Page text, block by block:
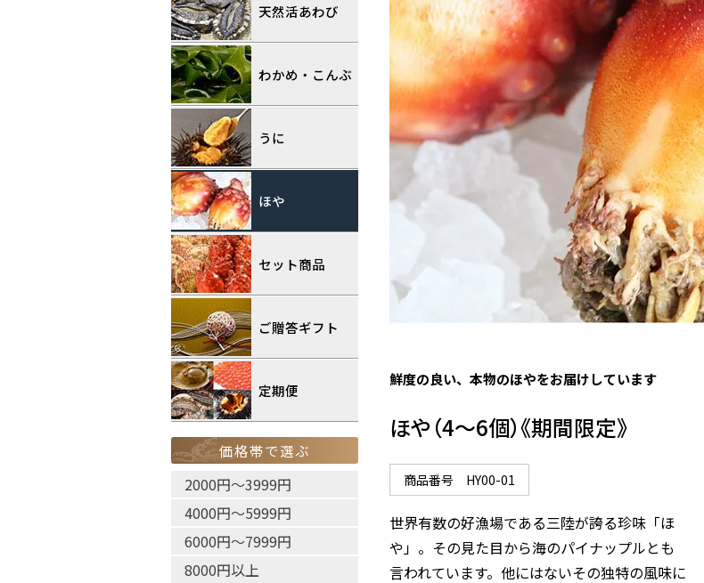
鮮度の良い、本物のほやをお届けしています
ほや（4～6個）《期間限定》
商品番号 HY00-01
世界有数の好漁場である三陸が誇る珍味「ほ
や」。その見た目から海のパイナップルとも
言われています。他にはないその独特の風味に
天然活あわび
わかめ・こんぶ
うに
ほや
セット商品
ご贈答ギフト
定期便
価格帯で選ぶ
2000円〜3999円
4000円〜5999円
6000円〜7999円
8000円以上